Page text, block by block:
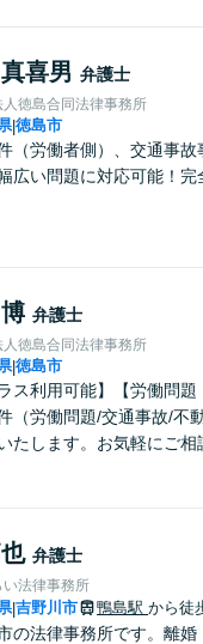
喜男 弁護士
人徳島合同法律事務所
|徳島市
（労働者側）、交通事
広い問題に対応可能！
弁護士
人徳島合同法律事務所
|徳島市
ラス利用可能】【労働問
（労働問題/交通事故/不
たします。お気軽にご相
弁護士
い法律事務所
|吉野川市 鴨島駅 から徒
の法律事務所です。離